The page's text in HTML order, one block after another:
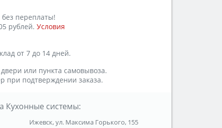
переплаты!
рублей. Условия
от 7 до 14 дней.
или пункта самовывоза.
при подтверждении заказа.
Кухонные системы:
Ижевск, ул. Максима Горького, 155